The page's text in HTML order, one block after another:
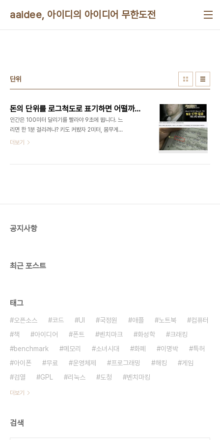
aaidee, 아이디의 아이디어 무한도전
단위
돈의 단위를 로그척도로 표기하면 어떨까요?
인간은 100미터 달리기를 빨라야 9초에 뜁니다. 느
리면 한 1분 걸리려나? 키도 커봤자 2미터, 몸무게도
많이 나가봤자 100킬로그램입니다. 글 써봤자 몇 만
다. 인간은 소리를 로그 단위로 느끼기 때문에 생긴
더보기
공지사항
최근 포스트
태그
오픈소스 코드 UI 국정원 애플 노트북
컴퓨터
책
아이디어 폰트 벤치마크 화성학
크래킹
benchmark
메모리 소녀시대 화폐 이명박
특허
아이폰
무료 운영체제 프로그래밍 해킹
게임
검열
GPL 리눅스 도청 벤치마킹
더보기
검색